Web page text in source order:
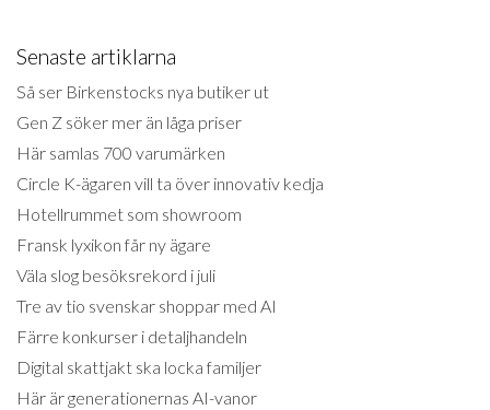
Senaste artiklarna
Så ser Birkenstocks nya butiker ut
Gen Z söker mer än låga priser
Här samlas 700 varumärken
Circle K-ägaren vill ta över innovativ kedja
Hotellrummet som showroom
Fransk lyxikon får ny ägare
Väla slog besöksrekord i juli
Tre av tio svenskar shoppar med AI
Färre konkurser i detaljhandeln
Digital skattjakt ska locka familjer
Här är generationernas AI-vanor